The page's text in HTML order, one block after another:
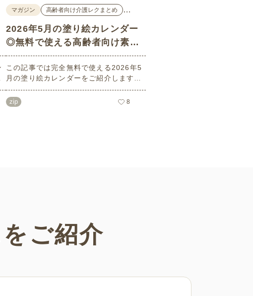
マガジン 高齢者向け介護レクまとめ …
2026年5月の塗り絵カレンダー
◎無料で使える高齢者向け素材
集
この記事では完全無料で使える2026年5
月の塗り絵カレンダーをご紹介します。
こどもの日や母の日などの季節感を感じ
られる塗り絵が満載です！商用フリーで
さまざまなシーンで無制限でお使いいた
zip 8
ご紹介